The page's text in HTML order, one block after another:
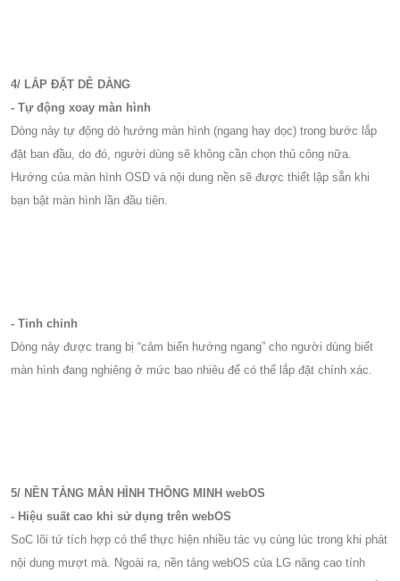
4/ LẮP ĐẶT DỄ DÀNG
- Tự động xoay màn hình
Dòng này tự động dò hướng màn hình (ngang hay dọc) trong bước lắp
đặt ban đầu, do đó, người dùng sẽ không cần chọn thủ công nữa.
Hướng của màn hình OSD và nội dung nền sẽ được thiết lập sẵn khi
bạn bật màn hình lần đầu tiên.
- Tinh chỉnh
Dòng này được trang bị “cảm biến hướng ngang” cho người dùng biết
màn hình đang nghiêng ở mức bao nhiêu để có thể lắp đặt chính xác.
5/ NỀN TẢNG MÀN HÌNH THÔNG MINH webOS
- Hiệu suất cao khi sử dụng trên webOS
SoC lõi tứ tích hợp có thể thực hiện nhiều tác vụ cùng lúc trong khi phát
nội dung mượt mà. Ngoài ra, nền tảng webOS của LG nâng cao tính